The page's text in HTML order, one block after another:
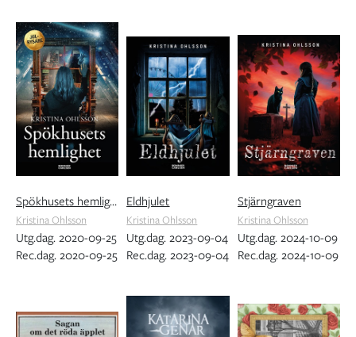
Spökhusets hemlighet
Kristina Ohlsson
Utg.dag. 2020-09-25
Rec.dag. 2020-09-25
Eldhjulet
Kristina Ohlsson
Utg.dag. 2023-09-04
Rec.dag. 2023-09-04
Stjärngraven
Kristina Ohlsson
Utg.dag. 2024-10-09
Rec.dag. 2024-10-09